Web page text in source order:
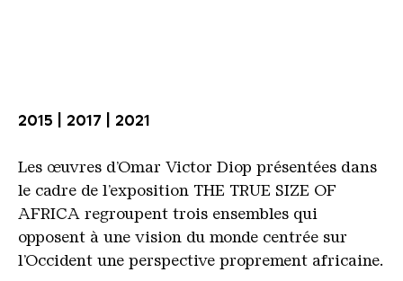
2015 | 2017 | 2021
Les œuvres d’Omar Victor Diop présentées dans
le cadre de l’exposition THE TRUE SIZE OF
AFRICA regroupent trois ensembles qui
opposent à une vision du monde centrée sur
l’Occident une perspective proprement africaine.